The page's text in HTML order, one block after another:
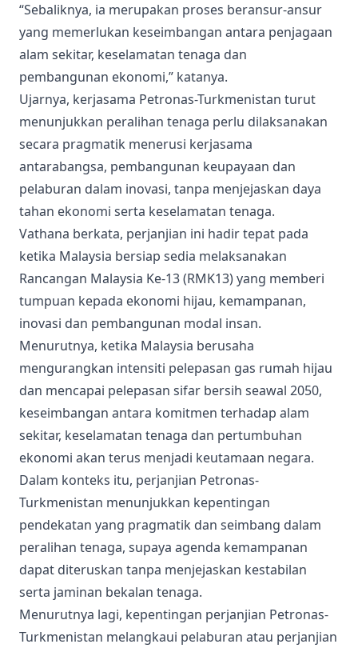
“Sebaliknya, ia merupakan proses beransur-ansur
yang memerlukan keseimbangan antara penjagaan
alam sekitar, keselamatan tenaga dan
pembangunan ekonomi,” katanya.
Ujarnya, kerjasama Petronas-Turkmenistan turut
menunjukkan peralihan tenaga perlu dilaksanakan
secara pragmatik menerusi kerjasama
antarabangsa, pembangunan keupayaan dan
pelaburan dalam inovasi, tanpa menjejaskan daya
tahan ekonomi serta keselamatan tenaga.
Vathana berkata, perjanjian ini hadir tepat pada
ketika Malaysia bersiap sedia melaksanakan
Rancangan Malaysia Ke-13 (RMK13) yang memberi
tumpuan kepada ekonomi hijau, kemampanan,
inovasi dan pembangunan modal insan.
Menurutnya, ketika Malaysia berusaha
mengurangkan intensiti pelepasan gas rumah hijau
dan mencapai pelepasan sifar bersih seawal 2050,
keseimbangan antara komitmen terhadap alam
sekitar, keselamatan tenaga dan pertumbuhan
ekonomi akan terus menjadi keutamaan negara.
Dalam konteks itu, perjanjian Petronas-
Turkmenistan menunjukkan kepentingan
pendekatan yang pragmatik dan seimbang dalam
peralihan tenaga, supaya agenda kemampanan
dapat diteruskan tanpa menjejaskan kestabilan
serta jaminan bekalan tenaga.
Menurutnya lagi, kepentingan perjanjian Petronas-
Turkmenistan melangkaui pelaburan atau perjanjian